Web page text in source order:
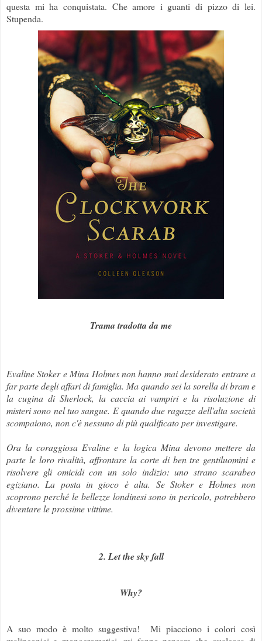
questa mi ha conquistata. Che amore i guanti di pizzo di lei.
Stupenda.
Trama tradotta da me
Evaline Stoker e Mina Holmes non hanno mai desiderato entrare a
far parte degli affari di famiglia. Ma quando sei la sorella di bram e
la cugina di Sherlock, la caccia ai vampiri e la risoluzione di
misteri sono nel tuo sangue. E quando due ragazze dell'alta società
scompaiono, non c'è nessuno di più qualificato per investigare.
Ora la coraggiosa Evaline e la logica Mina devono mettere da
parte le loro rivalità, affrontare la corte di ben tre gentiluomini e
risolvere gli omicidi con un solo indizio: uno strano scarabeo
egiziano. La posta in gioco è alta. Se Stoker e Holmes non
scoprono perché le bellezze londinesi sono in pericolo, potrebbero
diventare le prossime vittime.
2. Let the sky fall
Why?
A suo modo è molto suggestiva! Mi piacciono i colori così